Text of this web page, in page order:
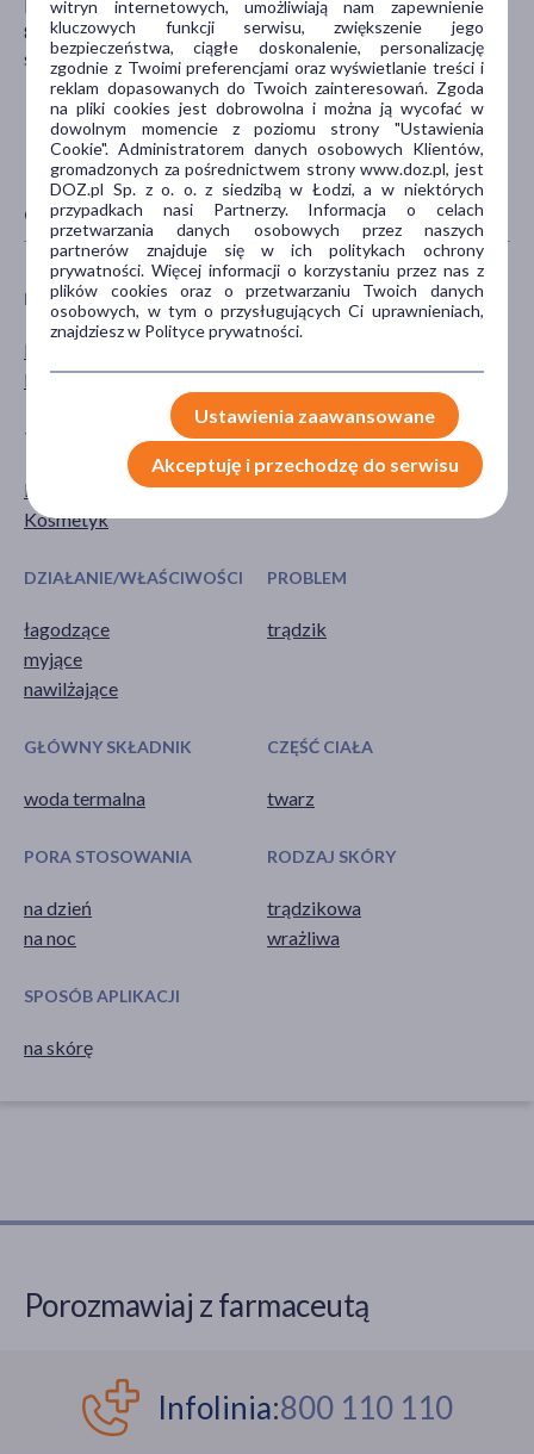
La Roche-Posay France
86270 La Roche-Posay
serwis.konsumencki@loreal.com
CECHY PRODUKTU
PŁEĆ
Mężczyzna
Kobieta
WIEK
dla seniorów
TYP PRODUKTU
Dermokosmetyk
Kosmetyk
POSTAĆ
krem
DZIAŁANIE/WŁAŚCIWOŚCI
łagodzące
myjące
nawilżające
PROBLEM
trądzik
GŁÓWNY SKŁADNIK
woda termalna
CZĘŚĆ CIAŁA
twarz
PORA STOSOWANIA
na dzień
na noc
RODZAJ SKÓRY
trądzikowa
wrażliwa
SPOSÓB APLIKACJI
na skórę
Porozmawiaj z farmaceutą
Infolinia:800 110 110
witryn internetowych, umożliwiają nam zapewnienie
kluczowych funkcji serwisu, zwiększenie jego
bezpieczeństwa, ciągłe doskonalenie, personalizację
zgodnie z Twoimi preferencjami oraz wyświetlanie treści i
reklam dopasowanych do Twoich zainteresowań. Zgoda
na pliki cookies jest dobrowolna i można ją wycofać w
dowolnym momencie z poziomu strony "Ustawienia
Cookie". Administratorem danych osobowych Klientów,
gromadzonych za pośrednictwem strony www.doz.pl, jest
DOZ.pl Sp. z o. o. z siedzibą w Łodzi, a w niektórych
przypadkach nasi Partnerzy. Informacja o celach
przetwarzania danych osobowych przez naszych
partnerów znajduje się w ich politykach ochrony
prywatności. Więcej informacji o korzystaniu przez nas z
plików cookies oraz o przetwarzaniu Twoich danych
osobowych, w tym o przysługujących Ci uprawnieniach,
znajdziesz w Polityce prywatności.
Ustawienia zaawansowane
Akceptuję i przechodzę do serwisu